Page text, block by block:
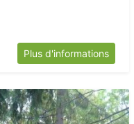
Plus d'informations